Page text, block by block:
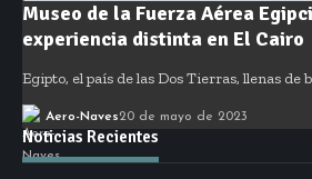
Museo de la Fuerza Aérea
experiencia distinta en El Cairo
Egipto, el país de las Dos Tierras, llenas de
Aero-Naves20 de mayo de 2023
Noticias Recientes